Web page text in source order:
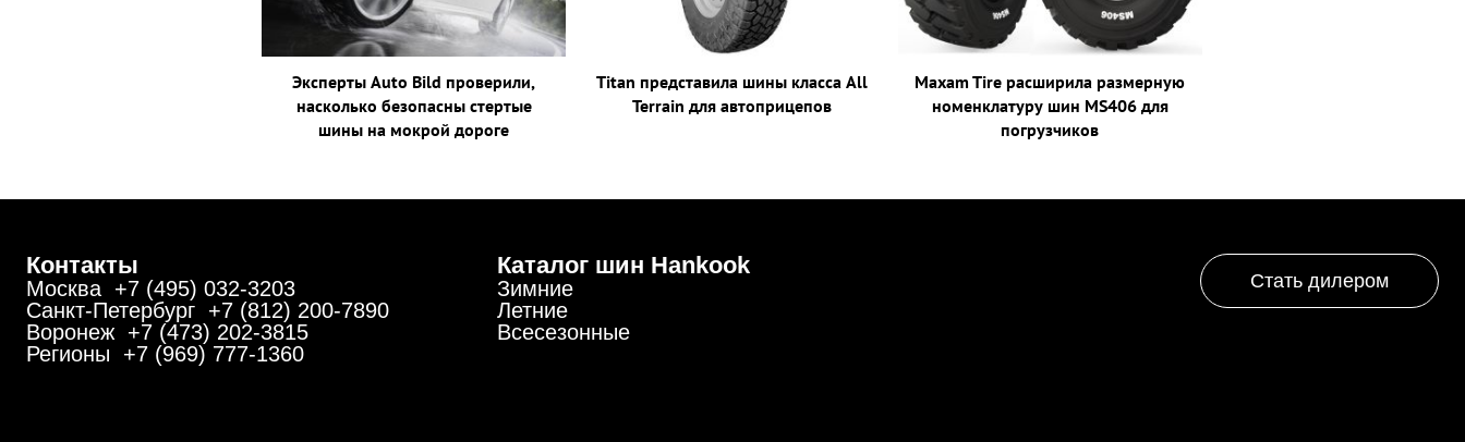
Эксперты Auto Bild проверили,
насколько безопасны стертые
шины на мокрой дороге
Titan представила шины класса All
Terrain для автоприцепов
Maxam Tire расширила размерную
номенклатуру шин MS406 для
погрузчиков
Контакты
Москва +7 (495) 032-3203
Санкт-Петербург +7 (812) 200-7890
Воронеж +7 (473) 202-3815
Регионы +7 (969) 777-1360
Каталог шин Hankook
Зимние
Летние
Всесезонные
Стать дилером